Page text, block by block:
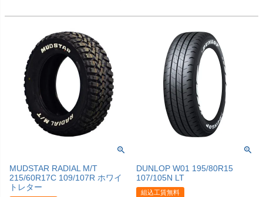
MUDSTAR RADIAL M/T
215/60R17C 109/107R ホワイ
トレター
DUNLOP W01 195/80R15
107/105N LT
組込工賃無料